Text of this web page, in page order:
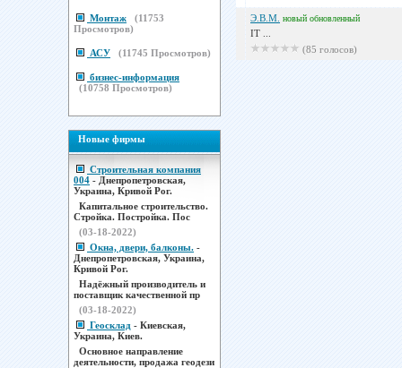
Монтаж (11753
Просмотров)
АСУ (11745 Просмотров)
бизнес-информация
(10758 Просмотров)
Новые фирмы
Строительная компания
004 - Днепропетровская,
Украина, Кривой Рог.
Капитальное строительство.
Стройка. Постройка. Пос
(03-18-2022)
Окна, двери, балконы. -
Днепропетровская, Украина,
Кривой Рог.
Надёжный производитель и
поставщик качественной пр
(03-18-2022)
Геосклад - Киевская,
Украина, Киев.
Основное направление
деятельности, продажа геодези
Э.В.М. новый обновленный
IT ...
(85 голосов)